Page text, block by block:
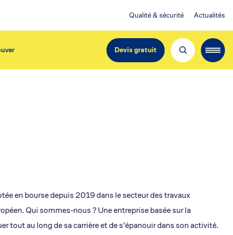
Qualité & sécurité Actualités
Devis gratuit
en bourse depuis 2019 dans le secteur des travaux
Qui sommes-nous ? Une entreprise basée sur la
tout au long de sa carrière et de s’épanouir dans son activité.